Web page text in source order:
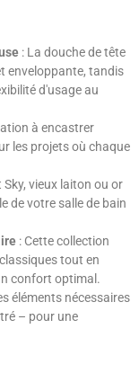
: La douche de tête
enveloppante, tandis
d'usage au
à encastrer
les projets où chaque
Sky, vieux laiton ou or
de votre salle de bain
: Cette collection
tout en
confort optimal.
éléments nécessaires
– pour une